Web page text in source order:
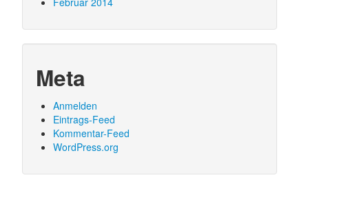
Meta
Anmelden
Eintrags-Feed
Kommentar-Feed
WordPress.org